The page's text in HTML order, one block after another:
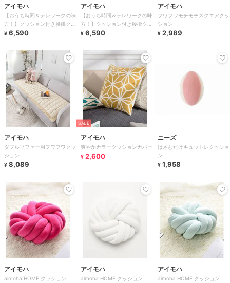
アイモハ
【おうち時間＆テレワークの味
方！】クッション付き腰掛クッ
ション
¥ 6,590
アイモハ
【おうち時間＆テレワークの味
方！】クッション付き腰掛クッ
ション
¥ 6,590
アイモハ
フワフワモチモチスクエアクッ
ション
¥ 2,989
アイモハ
ダブルソファー用フワフワクッ
ション
¥ 8,089
SALE
アイモハ
爽やかカラークッションカバー
¥ 2,600
ニーズ
はさむだけキュットレクッショ
ン
¥ 1,958
アイモハ
aimoha HOME クッション
アイモハ
aimoha HOME クッション
アイモハ
aimoha HOME クッション